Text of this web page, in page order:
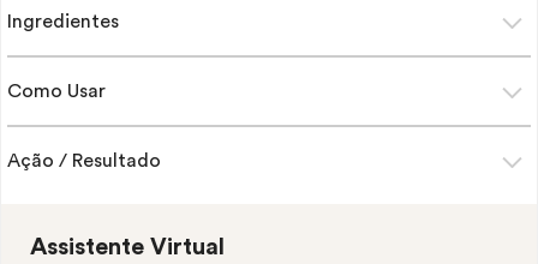
Ingredientes
Como Usar
Ação / Resultado
Assistente Virtual